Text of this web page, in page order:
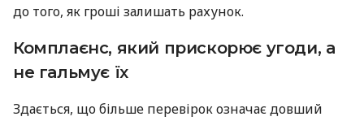
до того, як гроші залишать рахунок.
Комплаєнс, який прискорює угоди, а
не гальмує їх
Здається, що більше перевірок означає довший